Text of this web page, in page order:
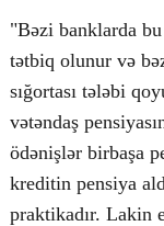
"Bəzi banklarda
tətbiq olunur və
sığortası tələbi
vətəndaş
ödənişlər birbaşa
kreditin pensiya
praktikadır. Lakin